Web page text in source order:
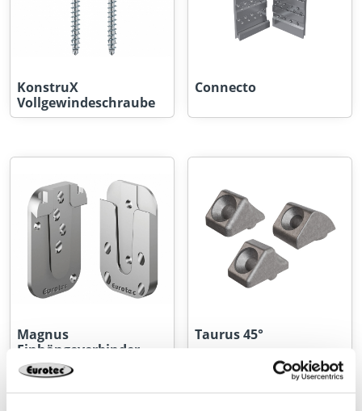
KonstruX
Vollgewindeschraube
Connecto
Magnus
Einhängeverbinder
Taurus 45°